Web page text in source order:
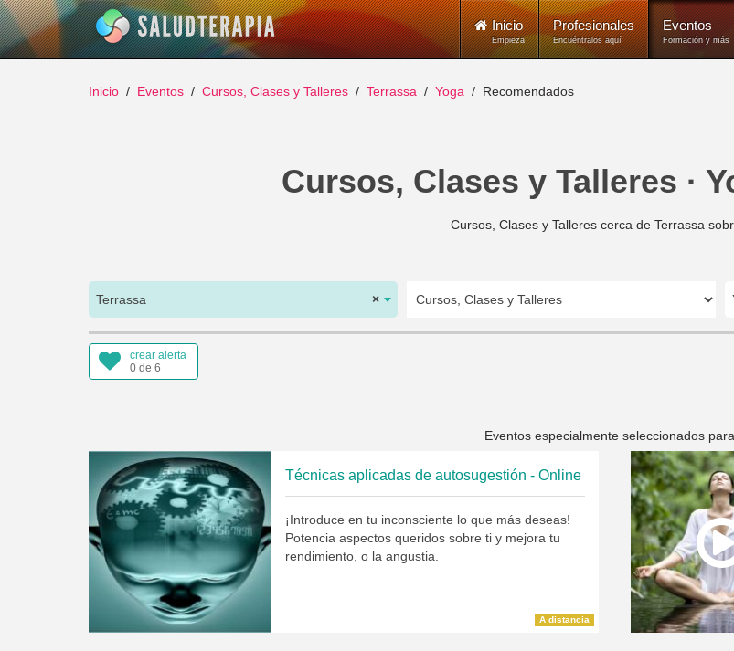
Inicio
Empieza
Profesionales
Encuéntralos aquí
Eventos
Formación y más
Inicio Eventos Cursos, Clases y Talleres Terrassa Yoga Recomendados
Cursos, Clases y Talleres ·
Cursos, Clases y Talleres cerca de Terrassa
×
Terrassa
crear alerta
0 de 6
Eventos especialmente seleccionados
Técnicas aplicadas de autosugestión - Online
¡Introduce en tu inconsciente lo que más deseas!
Potencia aspectos queridos sobre ti y mejora tu
rendimiento, o la angustia.
A distancia